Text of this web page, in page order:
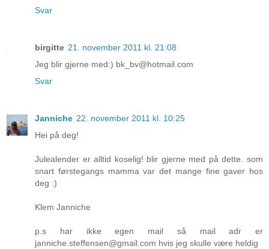
Svar
birgitte 21. november 2011 kl. 21:08
Jeg blir gjerne med:) bk_bv@hotmail.com
Svar
Janniche 22. november 2011 kl. 10:25
Hei på deg!
Julealender er alltid koselig! blir gjerne med på dette. som
snart førstegangs mamma var det mange fine gaver hos
deg :)
Klem Janniche
p.s har ikke egen mail så mail adr er
janniche.steffensen@gmail.com hvis jeg skulle være heldig